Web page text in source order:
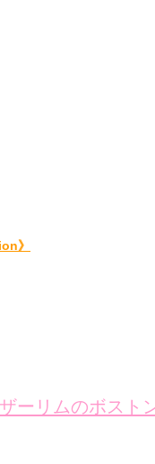
》
ーリムのボスト